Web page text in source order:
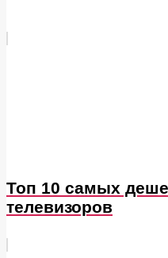
Топ 10 самых
телевизоров